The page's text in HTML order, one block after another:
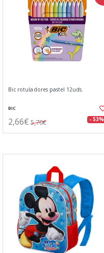
Bic rotuladores pastel 12uds.
BIC
2,66€ 5,70€ - 53%